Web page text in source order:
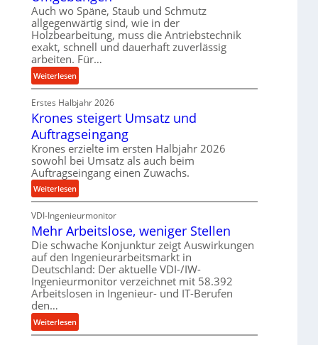
D
r
ü
k
p
r
o
e
s
s
g
e
w
i
n
d
e
r
i
e
b
u
n
d
H
y
d
r
a
u
l
i
k
i
m
Auch wo Späne, Staub und Schmutz
allgegenwärtig sind, wie in der
Holzbearbeitung, muss die Antriebstechnik
exakt, schnell und dauerhaft zuverlässig
arbeiten. Für…
Weiterlesen:
P
r
ä
i
s
e
u
n
a
n
g
e
i
g
Erstes Halbjahr 2026
Krones steigert Umsatz und
Auftragseingang
Krones erzielte im ersten Halbjahr 2026
sowohl bei Umsatz als auch beim
Auftragseingang einen Zuwachs.
Weiterlesen:
K
r
o
n
e
s
s
t
i
g
VDI-Ingenieurmonitor
Mehr Arbeitslose, weniger Stellen
Die schwache Konjunktur zeigt Auswirkungen
auf den Ingenieurarbeitsmarkt in
Deutschland: Der aktuelle VDI-/IW-
Ingenieurmonitor verzeichnet mit 58.392
Arbeitslosen in Ingenieur- und IT-Berufen
den…
Weiterlesen:
M